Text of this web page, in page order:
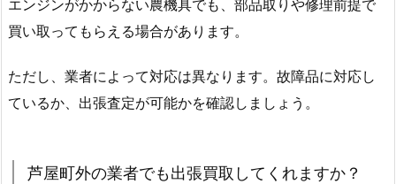
エンジンがかからない農機具でも、部品取りや修理前提で
買い取ってもらえる場合があります。
ただし、業者によって対応は異なります。故障品に対応し
ているか、出張査定が可能かを確認しましょう。
芦屋町外の業者でも出張買取してくれますか？